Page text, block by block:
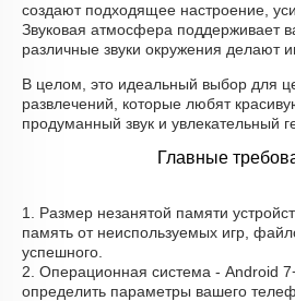
создают подходящее настроение,
Звуковая атмосфера поддерживает
различные звуки окружения делают
В целом, это идеальный выбор для
развлечений, которые любят
продуманный звук и увлекательный
Главные
1. Размер незанятой памяти
память от неиспользуемых игр,
успешного.
2. Операционная система - Android
определить параметры вашего